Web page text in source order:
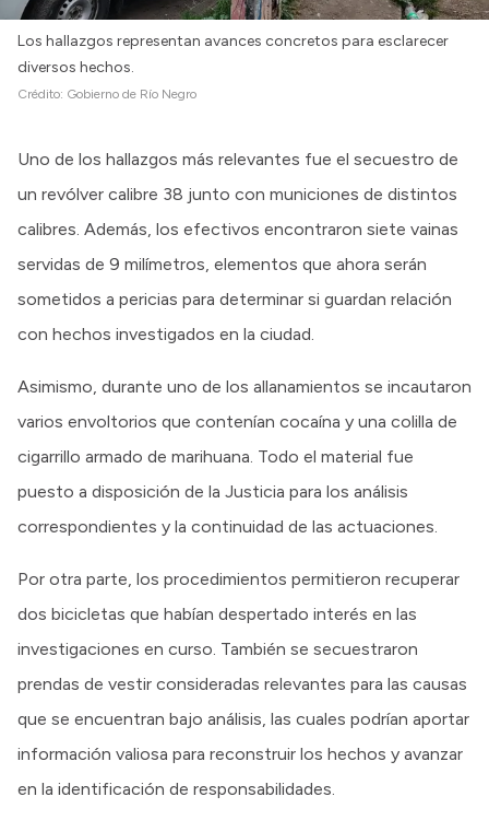
Los hallazgos representan avances concretos para esclarecer
diversos hechos.
Crédito: Gobierno de Río Negro
Uno de los hallazgos más relevantes fue el secuestro de
un revólver calibre 38 junto con municiones de distintos
calibres. Además, los efectivos encontraron siete vainas
servidas de 9 milímetros, elementos que ahora serán
sometidos a pericias para determinar si guardan relación
con hechos investigados en la ciudad.
Asimismo, durante uno de los allanamientos se incautaron
varios envoltorios que contenían cocaína y una colilla de
cigarrillo armado de marihuana. Todo el material fue
puesto a disposición de la Justicia para los análisis
correspondientes y la continuidad de las actuaciones.
Por otra parte, los procedimientos permitieron recuperar
dos bicicletas que habían despertado interés en las
investigaciones en curso. También se secuestraron
prendas de vestir consideradas relevantes para las causas
que se encuentran bajo análisis, las cuales podrían aportar
información valiosa para reconstruir los hechos y avanzar
en la identificación de responsabilidades.